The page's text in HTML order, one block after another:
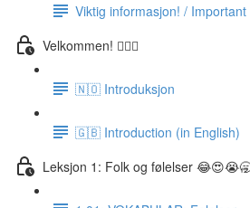
Viktig informasjon! /
Velkommen! 🙋🏼‍♂️
🇳🇴 Introduksjon
🇬🇧 Introduction (in English)
Leksjon 1: Folk og følelser